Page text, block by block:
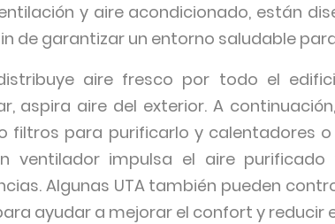
y aire acondicionado, están
de garantizar un entorno saludable
aire fresco por todo el
aspira aire del exterior. A
filtros para purificarlo y calentadores
ventilador impulsa el aire
Algunas UTA también pueden
ayudar a mejorar el confort y reducir